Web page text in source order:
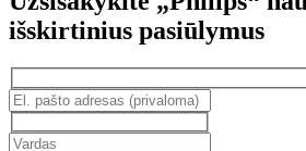
išskirtinius pasiūlymus